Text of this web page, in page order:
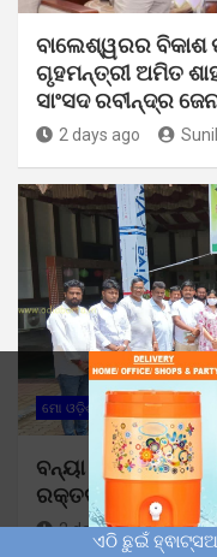
ବାଲେଶ୍ୱରର
ଗୃହମନ୍ତ୍ରୀ ଅମିତ
ସାଂସଦ ରବୀନ୍ଦ୍ର
2 days ago
ମୋ ଓଡ଼ିଶା
ବନ୍ୟା ସମୟରେ
ରକ୍ତଦାନ ଶିବିରରେ
2 days ago
ଏଠି ଛୁଇଁ